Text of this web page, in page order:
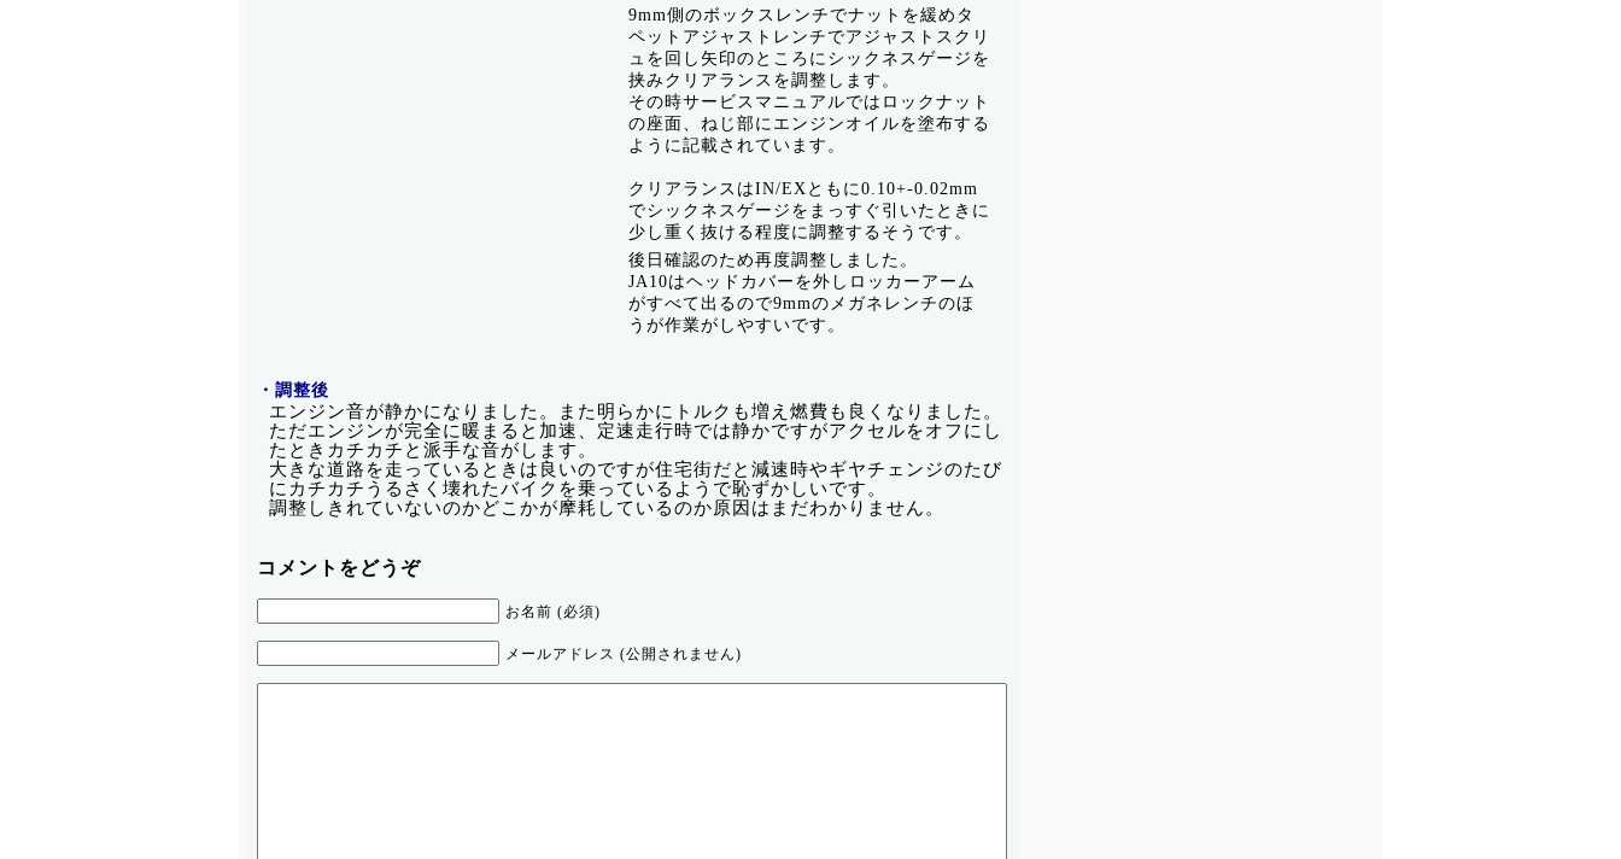
9mm側のボックスレンチでナットを緩めタ
ペットアジャストレンチでアジャストスクリ
ュを回し矢印のところにシックネスゲージを
挟みクリアランスを調整します。
その時サービスマニュアルではロックナット
の座面、ねじ部にエンジンオイルを塗布する
ように記載されています。
クリアランスはIN/EXともに0.10+-0.02mm
でシックネスゲージをまっすぐ引いたときに
少し重く抜ける程度に調整するそうです。
後日確認のため再度調整しました。
JA10はヘッドカバーを外しロッカーアーム
がすべて出るので9mmのメガネレンチのほ
うが作業がしやすいです。
・調整後
エンジン音が静かになりました。また明らかにトルクも増え燃費も良くなりました。
ただエンジンが完全に暖まると加速、定速走行時では静かですがアクセルをオフにし
たときカチカチと派手な音がします。
大きな道路を走っているときは良いのですが住宅街だと減速時やギヤチェンジのたび
にカチカチうるさく壊れたバイクを乗っているようで恥ずかしいです。
調整しきれていないのかどこかが摩耗しているのか原因はまだわかりません。
コメントをどうぞ
お名前 (必須)
メールアドレス (公開されません)